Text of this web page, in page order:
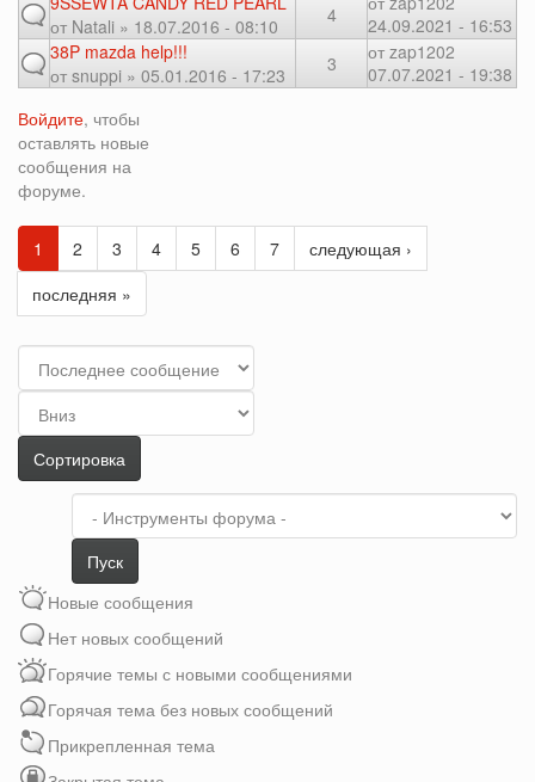
от Natali » 18.07.2016 - 08:10 4
24.09.2021 - 16:53
38P mazda help!!!
от snuppi » 05.01.2016 - 17:23 3 от zap1202
07.07.2021 - 19:38
Войдите, чтобы
оставлять новые
сообщения на
форуме.
1 2 3 4 5 6 7
следующая ›
последняя »
Сортировка
Пуск
Новые сообщения
Нет новых сообщений
Горячие темы с новыми сообщениями
Горячая тема без новых сообщений
Прикрепленная тема